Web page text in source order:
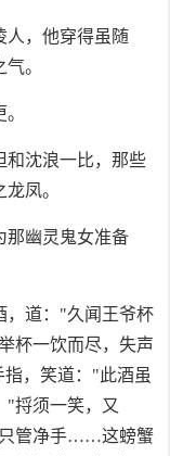
人，他穿得虽随
。
和沈浪一比，那些
凤。
那幽灵鬼女准备
，道："久闻王爷杯
杯一饮而尽，失声
，笑道："此酒虽
"捋须一笑，又
只管净手……这螃蟹